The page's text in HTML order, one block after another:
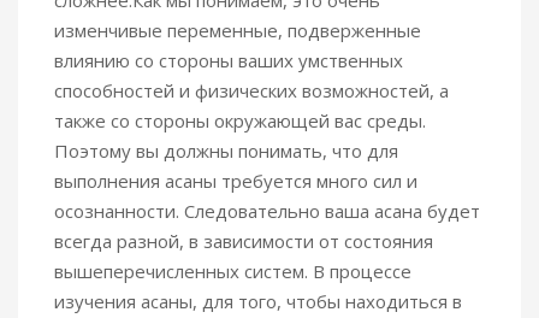
изменчивые переменные, подверженные
влиянию со стороны ваших умственных
способностей и физических возможностей, а
также со стороны окружающей вас среды.
Поэтому вы должны понимать, что для
выполнения асаны требуется много сил и
осознанности. Следовательно ваша асана будет
всегда разной, в зависимости от состояния
вышеперечисленных систем. В процессе
изучения асаны, для того, чтобы находиться в